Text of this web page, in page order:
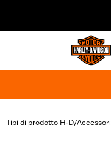
Tipi di prodotto H-D/Accessori